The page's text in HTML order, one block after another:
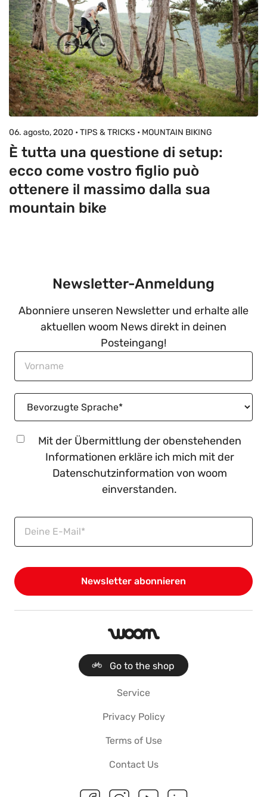
06. agosto, 2020 • TIPS & TRICKS • MOUNTAIN BIKING
È tutta una questione di setup:
ecco come vostro figlio può
ottenere il massimo dalla sua
mountain bike
Newsletter-Anmeldung
Abonniere unseren Newsletter und erhalte alle
aktuellen woom News direkt in deinen
Posteingang!
Mit der Übermittlung der obenstehenden
Informationen erkläre ich mich mit der
Datenschutzinformation von woom
einverstanden.
woom
Go to the shop
Service
Privacy Policy
Terms of Use
Contact Us